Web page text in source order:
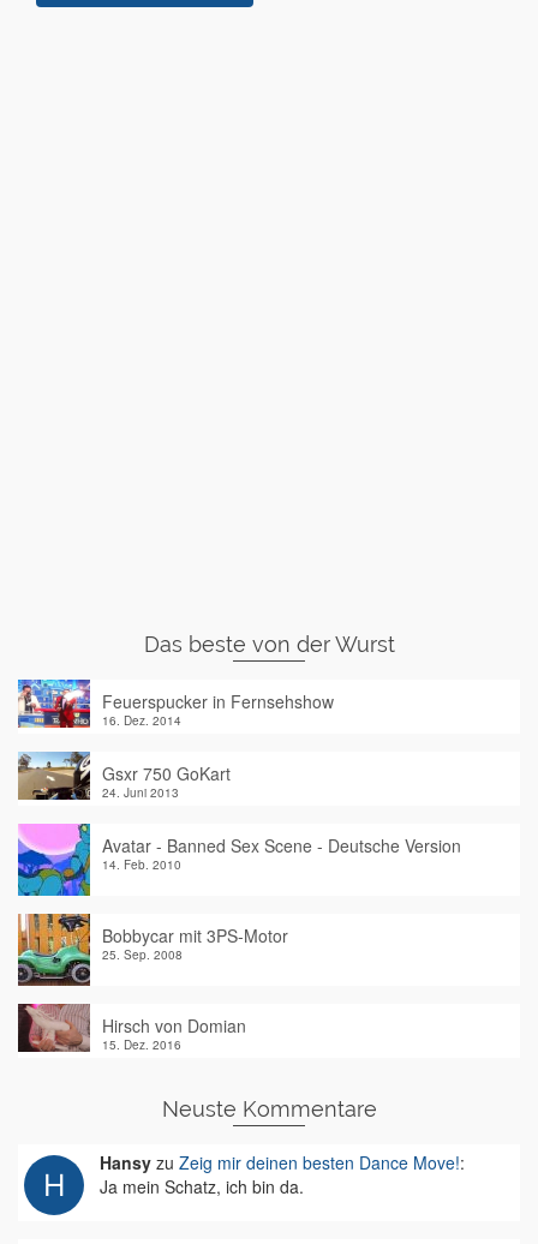
Das beste von der Wurst
Feuerspucker in Fernsehshow
16. Dez. 2014
Gsxr 750 GoKart
24. Juni 2013
Avatar - Banned Sex Scene - Deutsche Version
14. Feb. 2010
Bobbycar mit 3PS-Motor
25. Sep. 2008
Hirsch von Domian
15. Dez. 2016
Neuste Kommentare
Hansy zu Zeig mir deinen besten Dance Move!:
Ja mein Schatz, ich bin da.